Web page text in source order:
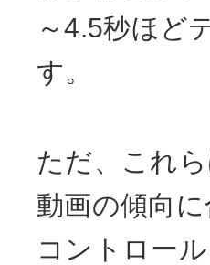
～4.5秒ほど
す。
ただ、これ
動画の傾向
コントロー